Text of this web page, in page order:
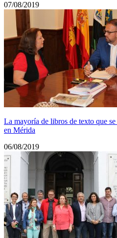
07/08/2019
La mayoría de libros de texto que
en Mérida
06/08/2019